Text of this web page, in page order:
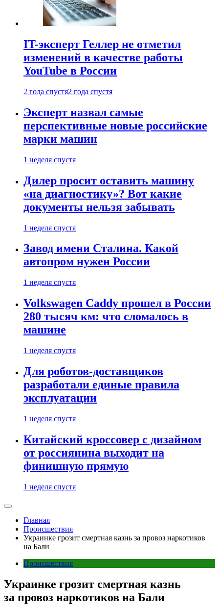
IT-эксперт Геллер не отметил
изменений в качестве работы
YouTube в России
2 года спустя2 года спустя
Эксперт назвал самые
перспективные новые российские
марки машин
1 неделя спустя
Дилер просит оставить машину
«на диагностику»? Вот какие
документы нельзя забывать
1 неделя спустя
Завод имени Сталина. Какой
автопром нужен России
1 неделя спустя
Volkswagen Caddy прошел в России
280 тысяч км: что сломалось в
машине
1 неделя спустя
Для роботов-доставщиков
разработали единые правила
эксплуатации
1 неделя спустя
Китайский кроссовер с дизайном
от россиянина выходит на
финишную прямую
1 неделя спустя
Главная
Происшествия
Украинке грозит смертная казнь за провоз наркотиков
на Бали
Происшествия
Украинке грозит смертная казнь
за провоз наркотиков на Бали